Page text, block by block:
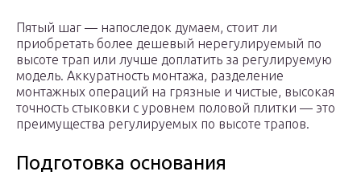
Пятый шаг — напоследок думаем, стоит ли
приобретать более дешевый нерегулируемый по
высоте трап или лучше доплатить за регулируемую
модель. Аккуратность монтажа, разделение
монтажных операций на грязные и чистые, высокая
точность стыковки с уровнем половой плитки — это
преимущества регулируемых по высоте трапов.
Подготовка основания